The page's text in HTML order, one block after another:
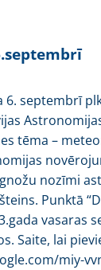
6. septembrī
tēma –
nozīmi
Punktā
vasaras
Saite, lai
miy-